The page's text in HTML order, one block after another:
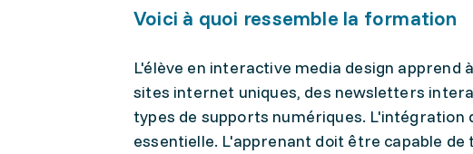
Voici à quoi ressemble la formation
L'élève en interactive media design
sites internet uniques, des newsletters
types de supports numériques.
essentielle. L'apprenant doit être capable